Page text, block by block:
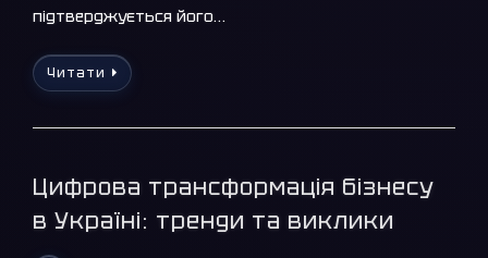
підтверджується його…
Читати
Цифрова трансформація бізнесу
в Україні: тренди та виклики